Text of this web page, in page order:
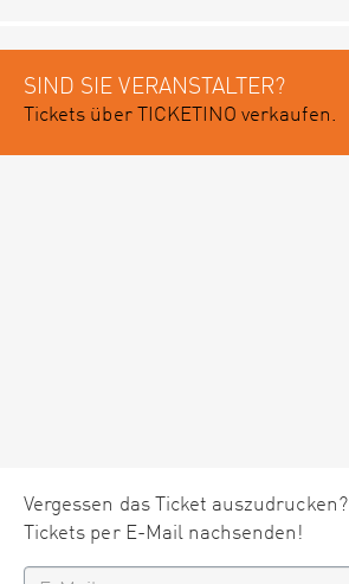
SIND SIE VERANSTALTER?
Tickets über TICKETINO verkaufen.
Vergessen das Ticket auszudrucken?
Tickets per E-Mail nachsenden!